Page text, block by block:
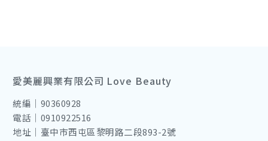
愛美麗興業有限公司 Love Beauty
統編｜90360928
電話｜0910922516
地址｜臺中市西屯區黎明路二段893-2號